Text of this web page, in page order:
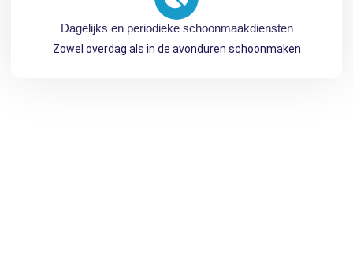
Dagelijks en periodieke schoonmaakdiensten
Zowel overdag als in de avonduren schoonmaken